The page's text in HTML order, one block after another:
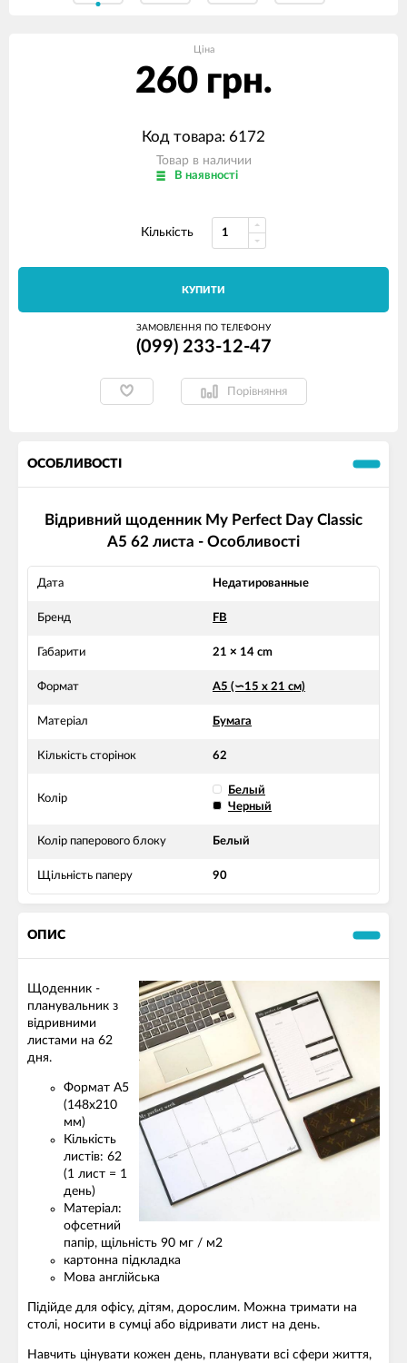
Ціна
260 грн.
Код товара: 6172
Товар в наличии
В наявності
Кількість
КУПИТИ
ЗАМОВЛЕННЯ ПО ТЕЛЕФОНУ
(099) 233-12-47
Порівняння
ОСОБЛИВОСТІ
Відривний щоденник My Perfect Day Classic
A5 62 листа - Особливості
Дата Недатированные
Бренд FB
Габарити 21 × 14 cm
Формат А5 (∽15 х 21 см)
Матеріал Бумага
Кількість сторінок 62
Колір
Белый
Черный
Колір паперового блоку Белый
Щільність паперу 90
ОПИС
Щоденник -
планувальник з
відривними
листами на 62
дня.
Формат А5
(148х210
мм)
Кількість
листів: 62
(1 лист = 1
день)
Матеріал:
офсетний
папір, щільність 90 мг / м2
картонна підкладка
Мова англійська
Підійде для офісу, дітям, дорослим. Можна тримати на
столі, носити в сумці або відривати лист на день.
Навчить цінувати кожен день, планувати всі сфери життя,